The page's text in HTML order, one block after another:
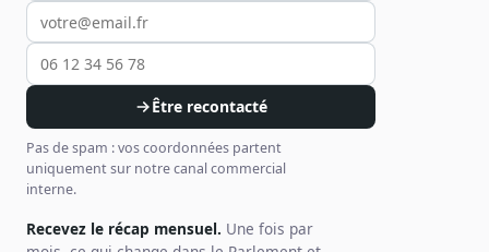
Être recontacté
Pas de spam : vos coordonnées partent
uniquement sur notre canal commercial
interne.
Recevez le récap mensuel. Une fois par